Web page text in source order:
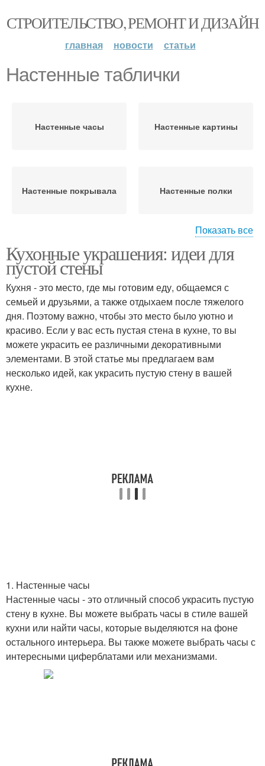
СТРОИТЕЛЬСТВО, РЕМОНТ И ДИЗАЙН
главная новости статьи
Настенные таблички
Настенные часы Настенные картины
Настенные покрывала Настенные полки
Настенные витрины Настенные покрытия
Показать все
Кухонные украшения: идеи для
пустой стены
Кухня - это место, где мы готовим еду, общаемся с
семьей и друзьями, а также отдыхаем после тяжелого
дня. Поэтому важно, чтобы это место было уютно и
красиво. Если у вас есть пустая стена в кухне, то вы
можете украсить ее различными декоративными
элементами. В этой статье мы предлагаем вам
несколько идей, как украсить пустую стену в вашей
кухне.
1. Настенные часы
Настенные часы - это отличный способ украсить пустую
стену в кухне. Вы можете выбрать часы в стиле вашей
кухни или найти часы, которые выделяются на фоне
остального интерьера. Вы также можете выбрать часы с
интересными циферблатами или механизмами.